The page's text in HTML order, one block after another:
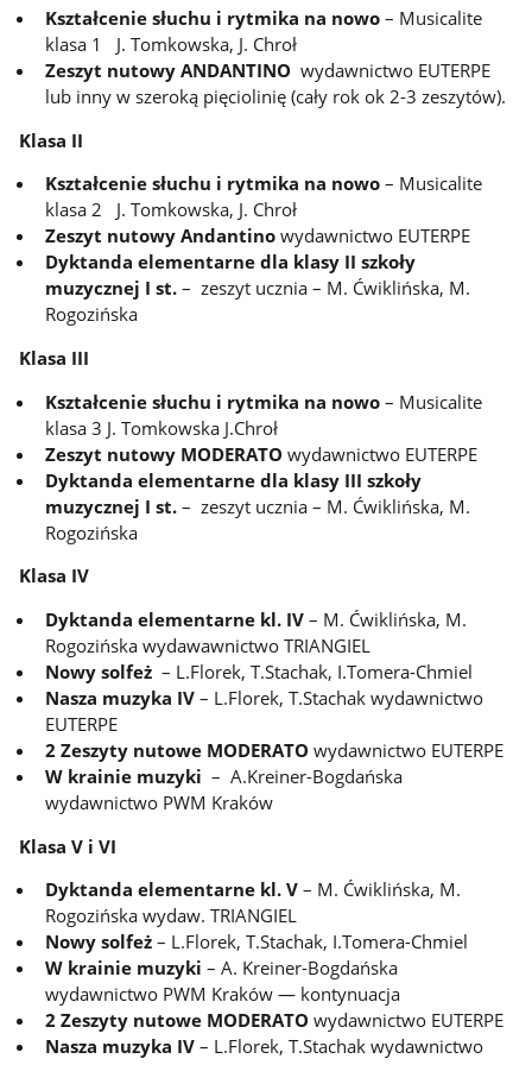
Kształcenie słuchu i rytmika na nowo – Musicalite
klasa 1 J. Tomkowska, J. Chroł
Zeszyt nutowy ANDANTINO wydawnictwo EUTERPE
lub inny w szeroką pięciolinię (cały rok ok 2-3 zeszytów).
Klasa II
Kształcenie słuchu i rytmika na nowo – Musicalite
klasa 2 J. Tomkowska, J. Chroł
Zeszyt nutowy Andantino wydawnictwo EUTERPE
Dyktanda elementarne dla klasy II szkoły
muzycznej I st. – zeszyt ucznia – M. Ćwiklińska, M.
Rogozińska
Klasa III
Kształcenie słuchu i rytmika na nowo – Musicalite
klasa 3 J. Tomkowska J.Chroł
Zeszyt nutowy MODERATO wydawnictwo EUTERPE
Dyktanda elementarne dla klasy III szkoły
muzycznej I st. – zeszyt ucznia – M. Ćwiklińska, M.
Rogozińska
Klasa IV
Dyktanda elementarne kl. IV – M. Ćwiklińska, M.
Rogozińska wydawawnictwo TRIANGIEL
Nowy solfeż – L.Florek, T.Stachak, I.Tomera-Chmiel
Nasza muzyka IV – L.Florek, T.Stachak wydawnictwo
EUTERPE
2 Zeszyty nutowe MODERATO wydawnictwo EUTERPE
W krainie muzyki – A.Kreiner-Bogdańska
wydawnictwo PWM Kraków
Klasa V i VI
Dyktanda elementarne kl. V – M. Ćwiklińska, M.
Rogozińska wydaw. TRIANGIEL
Nowy solfeż – L.Florek, T.Stachak, I.Tomera-Chmiel
W krainie muzyki– A. Kreiner-Bogdańska
wydawnictwo PWM Kraków — kontynuacja
2 Zeszyty nutowe MODERATO wydawnictwo EUTERPE
Nasza muzyka IV– L.Florek, T.Stachak wydawnictwo